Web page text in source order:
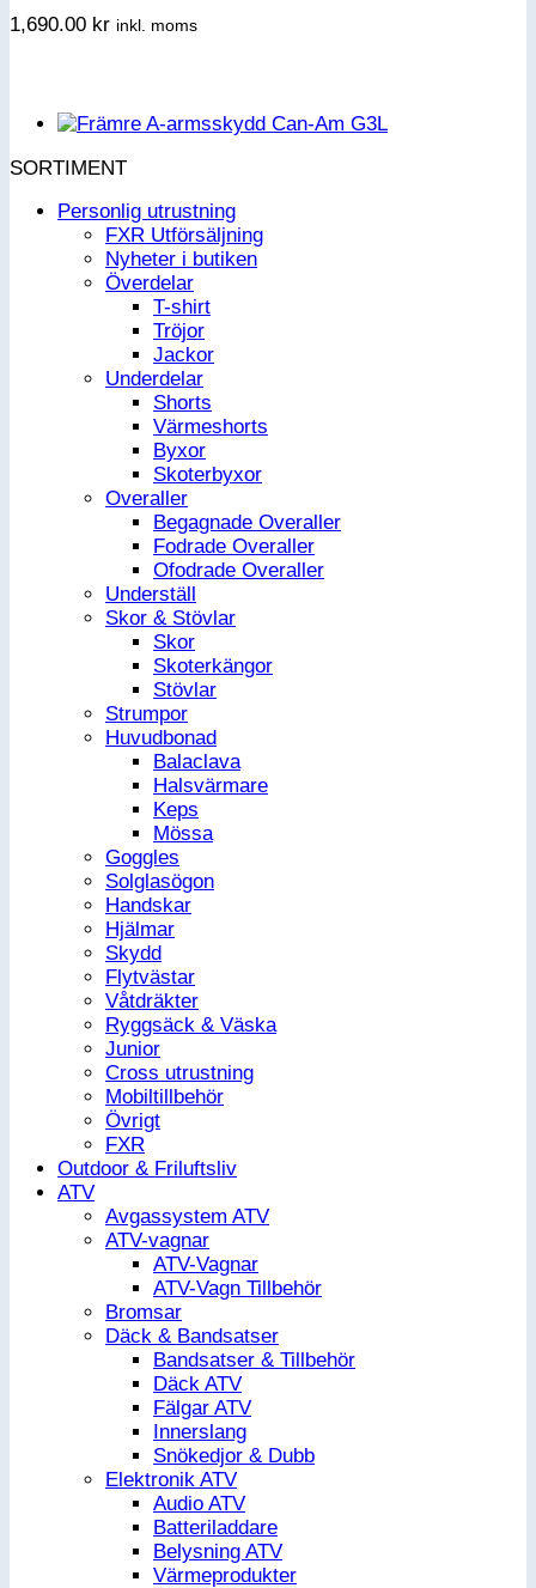
1,690.00 kr inkl. moms
SORTIMENT
Personlig utrustning
FXR Utförsäljning
Nyheter i butiken
Överdelar
T-shirt
Tröjor
Jackor
Underdelar
Shorts
Värmeshorts
Byxor
Skoterbyxor
Overaller
Begagnade Overaller
Fodrade Overaller
Ofodrade Overaller
Underställ
Skor & Stövlar
Skor
Skoterkängor
Stövlar
Strumpor
Huvudbonad
Balaclava
Halsvärmare
Keps
Mössa
Goggles
Solglasögon
Handskar
Hjälmar
Skydd
Flytvästar
Våtdräkter
Ryggsäck & Väska
Junior
Cross utrustning
Mobiltillbehör
Övrigt
FXR
Outdoor & Friluftsliv
ATV
Avgassystem ATV
ATV-vagnar
ATV-Vagnar
ATV-Vagn Tillbehör
Bromsar
Däck & Bandsatser
Bandsatser & Tillbehör
Däck ATV
Fälgar ATV
Innerslang
Snökedjor & Dubb
Elektronik ATV
Audio ATV
Batteriladdare
Belysning ATV
Värmeprodukter